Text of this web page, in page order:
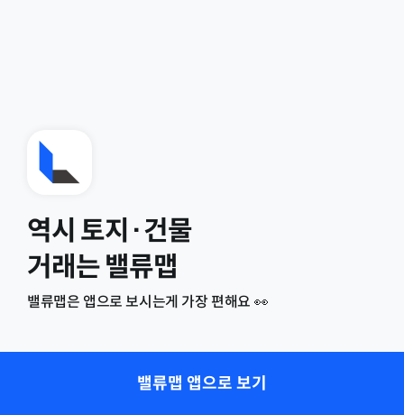
역시 토지·건물
거래는 밸류맵
밸류맵은 앱으로 보시는게 가장 편해요 👀
밸류맵 앱으로 보기